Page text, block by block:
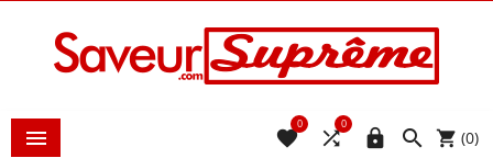
  (0)


0

0